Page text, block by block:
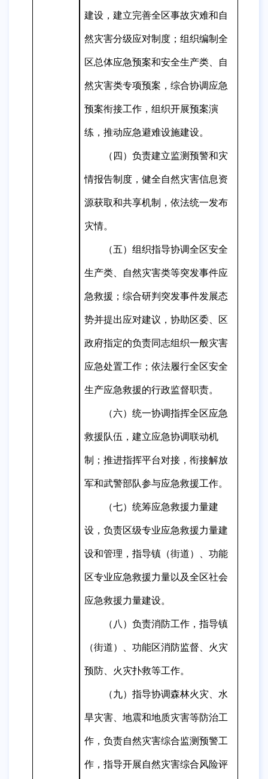
建设，建立完善全区事故灾难和自
然灾害分级应对制度；组织编制全
区总体应急预案和安全生产类、自
然灾害类专项预案，综合协调应急
预案衔接工作，组织开展预案演
练，推动应急避难设施建设。
（四）负责建立监测预警和灾
情报告制度，健全自然灾害信息资
源获取和共享机制，依法统一发布
灾情。
（五）组织指导协调全区安全
生产类、自然灾害类等突发事件应
急救援；综合研判突发事件发展态
势并提出应对建议，协助区委、区
政府指定的负责同志组织一般灾害
应急处置工作；依法履行全区安全
生产应急救援的行政监督职责。
（六）统一协调指挥全区应急
救援队伍，建立应急协调联动机
制；推进指挥平台对接，衔接解放
军和武警部队参与应急救援工作。
（七）统筹应急救援力量建
设，负责区级专业应急救援力量建
设和管理，指导镇（街道）、功能
区专业应急救援力量以及全区社会
应急救援力量建设。
（八）负责消防工作，指导镇
（街道）、功能区消防监督、火灾
预防、火灾扑救等工作。
（九）指导协调森林火灾、水
旱灾害、地震和地质灾害等防治工
作，负责自然灾害综合监测预警工
作，指导开展自然灾害综合风险评